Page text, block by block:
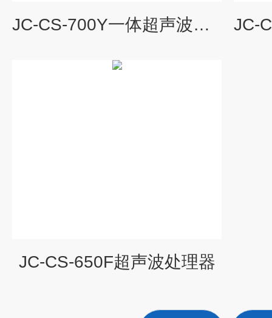
JC-CS-700Y一体超声波处理器
JC-CS-650F超声波处理器